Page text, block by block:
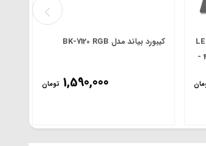
-
کیبورد بیاند مدل BK-7120 RGB
1,590,000 تومان